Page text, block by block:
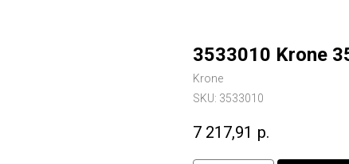
3533010 Krone
Krone
SKU: 3533010
7 217,91 р.